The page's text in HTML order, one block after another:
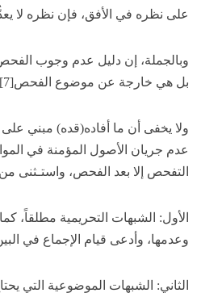
على نظره في الأفق، فإن نظره لا
وبالجملة، إن دليل عدم وجوب
بل هي خارجة عن موضوع الفحص[7].
ولا يخفى أن ما أفاده(قده) مبني
عدم جريان الأصول المؤمنة في
التفحص إلا بعد الفحص، واستـثنى
الأول: الشبهات التحريمية
وعدمها، وأدعى قيام الإجماع في
الثاني: الشبهات الموضوعية التي